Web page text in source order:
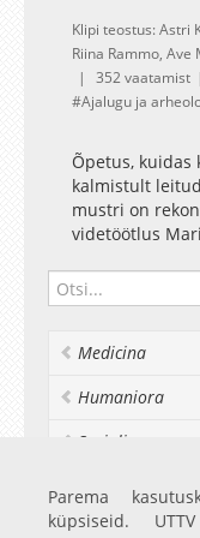
Klipi teostus: Astri
Riina Rammo, Ave
352 vaatamist
Ajalugu ja
Õpetus, kuidas
kalmistult
mustri on
videtöötlus
Medicina
Humaniora
Socialia
Realia et
Ülikoolist veel
Parema
küpsiseid.